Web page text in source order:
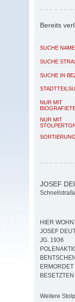
Bereits
SUCHE NAME
SUCHE
SUCHE IN
NUR MIT
NUR MIT
SORTIERUNG
JOSEF
HIER
JOSEF
JG. 1936
ERMORDET
Weitere